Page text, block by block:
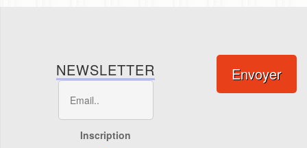
NEWSLETTER
Inscription
Envoyer